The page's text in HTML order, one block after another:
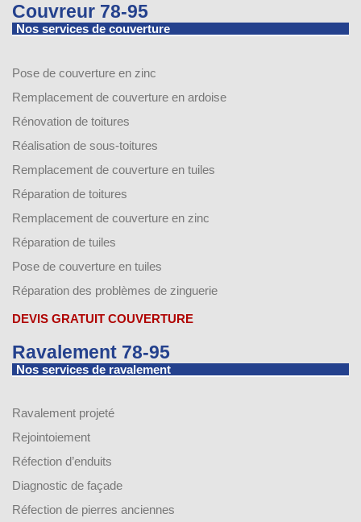
Couvreur 78-95
Nos services de couverture
Pose de couverture en zinc
Remplacement de couverture en ardoise
Rénovation de toitures
Réalisation de sous-toitures
Remplacement de couverture en tuiles
Réparation de toitures
Remplacement de couverture en zinc
Réparation de tuiles
Pose de couverture en tuiles
Réparation des problèmes de zinguerie
DEVIS GRATUIT COUVERTURE
Ravalement 78-95
Nos services de ravalement
Ravalement projeté
Rejointoiement
Réfection d’enduits
Diagnostic de façade
Réfection de pierres anciennes